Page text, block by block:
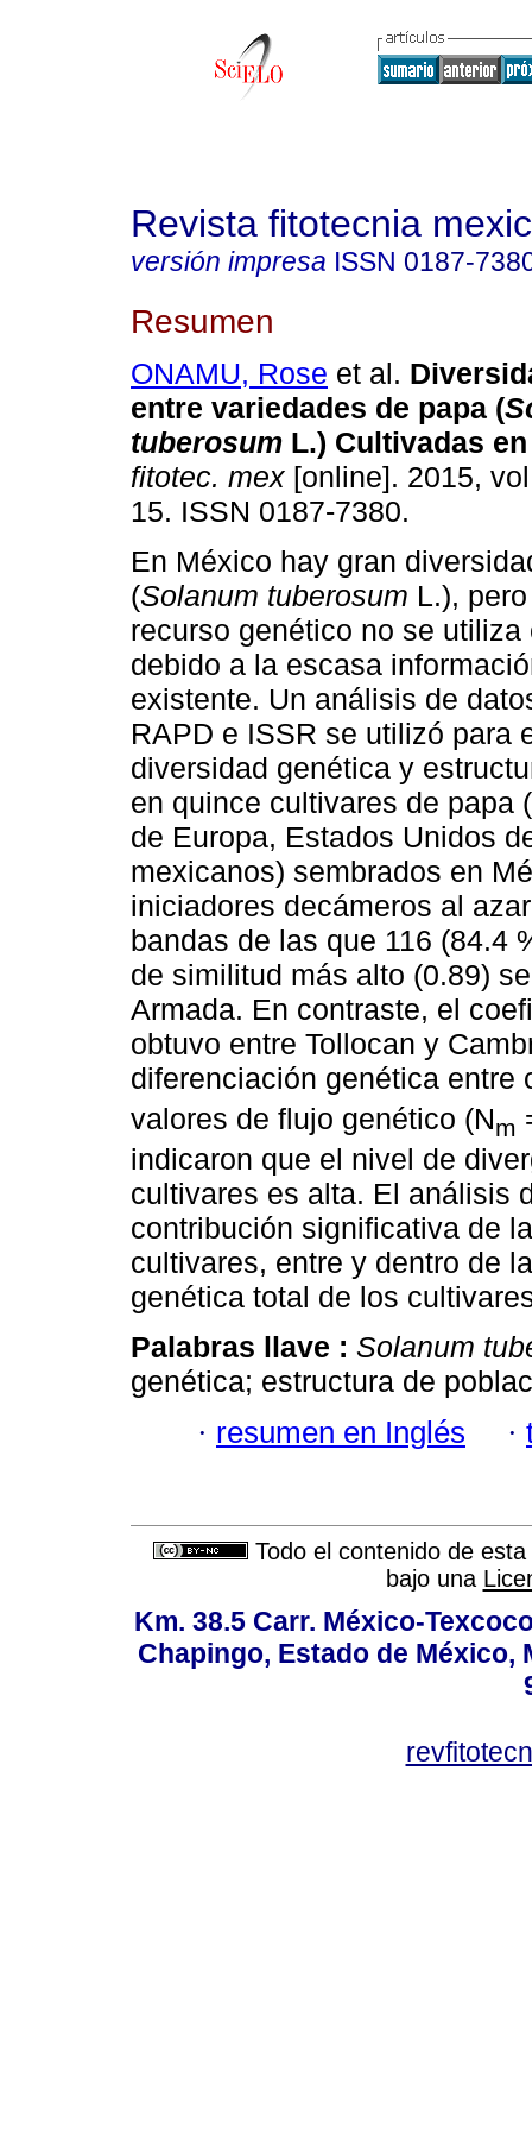
Revista fitotecnia
versión impresa ISSN 0187-
Resumen
ONAMU, Rose et al.
entre variedades de papa (
tuberosum L.) Cultivadas
fitotec. mex [online]. 2015,
15. ISSN 0187-7380.
En México hay gran
(Solanum tuberosum L.),
recurso genético no se utiliza
debido a la escasa
existente. Un análisis de
RAPD e ISSR se utilizó para
diversidad genética y
en quince cultivares de papa
de Europa, Estados Unidos
mexicanos) sembrados en
iniciadores decámeros al
bandas de las que 116 (84.4
de similitud más alto (0.89)
Armada. En contraste, el
obtuvo entre Tollocan y
diferenciación genética entre
valores de flujo genético (Nm
indicaron que el nivel de
cultivares es alta. El análisis
contribución significativa de
cultivares, entre y dentro de
genética total de los
Palabras llave : Solanum
genética; estructura de
· resumen en Inglés ·
Todo el contenido de
bajo una
Km. 38.5 Carr. México-
Chapingo, Estado de México,